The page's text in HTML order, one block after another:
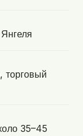
торговый
35–45